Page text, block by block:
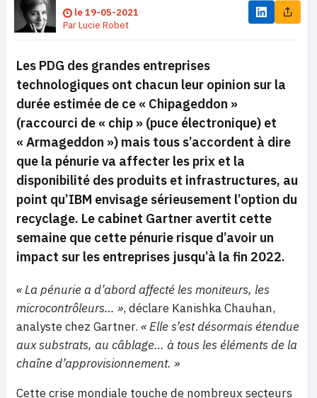
le19-05-2021
ParLucie Robet
Les PDG des grandes entreprises
technologiques ont chacun leur opinion sur la
durée estimée de ce « Chipageddon »
(raccourci de « chip » (puce électronique) et
« Armageddon ») mais tous s’accordent à dire
que la pénurie va affecter les prix et la
disponibilité des produits et infrastructures, au
point qu’IBM envisage sérieusement l’option du
recyclage. Le cabinet Gartner avertit cette
semaine que cette pénurie risque d’avoir un
impact sur les entreprises jusqu’à la fin 2022.
« La pénurie a d’abord affecté les moniteurs, les
microcontrôleurs… », déclare Kanishka Chauhan,
analyste chez Gartner. « Elle s’est désormais étendue
aux substrats, au câblage… à tous les éléments de la
chaîne d’approvisionnement. »
Cette crise mondiale touche de nombreux secteurs